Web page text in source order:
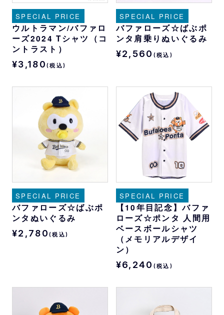
SPECIAL PRICE
ウルトラマン/バファロ
ーズ2024 Tシャツ（コ
ントラスト）
¥3,180 (税込)
SPECIAL PRICE
バファローズ☆ばぶポ
ンタ肩乗りぬいぐるみ
¥2,560 (税込)
SPECIAL PRICE
バファローズ☆ばぶポ
ンタぬいぐるみ
¥2,780 (税込)
SPECIAL PRICE
【10年目記念】バファ
ローズ☆ポンタ 人間用
ベースボールシャツ
（メモリアルデザイ
ン）
¥6,240 (税込)